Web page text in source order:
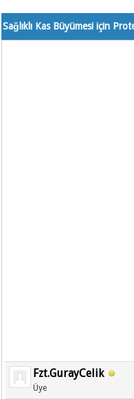
Sağlıklı Kas Büyümesi için
Fzt.GurayCelik
Üye